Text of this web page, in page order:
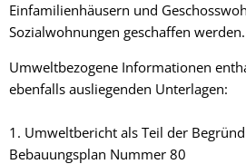
Einfamilienhäusern und
Sozialwohnungen geschaffen werden.
Umweltbezogene Informationen
ebenfalls ausliegenden Unterlagen:
1. Umweltbericht als Teil der
Bebauungsplan Nummer 80